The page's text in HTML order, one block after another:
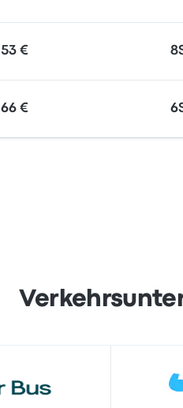
53 €
66 €